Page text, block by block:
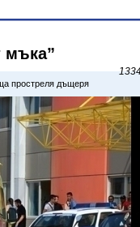
мъка”
простреля дъщеря